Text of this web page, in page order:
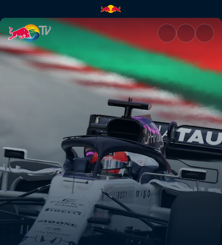
Open the Doors | Red Bull TV